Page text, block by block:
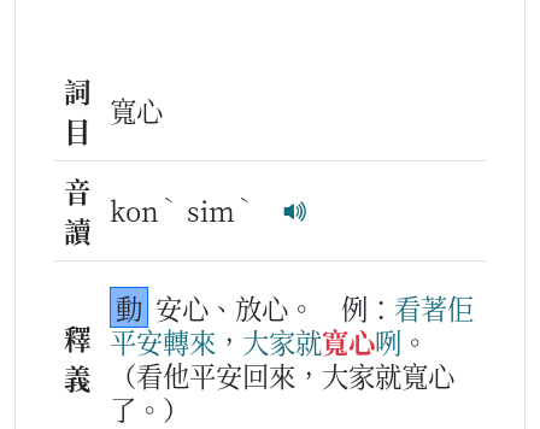
詞
目
寬心
音
讀
kon ˋ sim ˋ
釋
義
動 安心、放心。 例： 看著佢
平安轉來 ， 大家就寬心咧 。
（看他平安回來，大家就寬心
了。）